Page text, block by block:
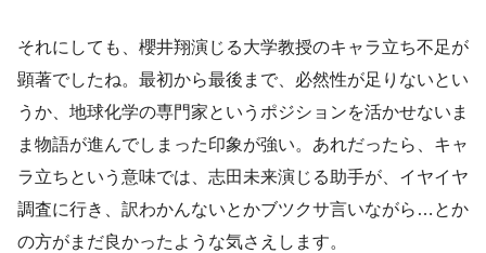
それにしても、櫻井翔演じる大学教授のキャラ立ち不足が
顕著でしたね。最初から最後まで、必然性が足りないとい
うか、地球化学の専門家というポジションを活かせないま
ま物語が進んでしまった印象が強い。あれだったら、キャ
ラ立ちという意味では、志田未来演じる助手が、イヤイヤ
調査に行き、訳わかんないとかブツクサ言いながら…とか
の方がまだ良かったような気さえします。